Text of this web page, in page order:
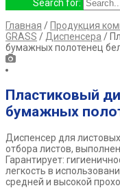
Search for:
Главная / Продукция
GRASS / Диспенсера /
бумажных полотенец
Пластиковый
бумажных
Диспенсер для
отбора листов,
Гарантирует:
легкость в
средней и высокой